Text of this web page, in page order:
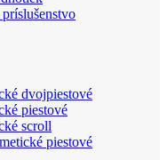
dvojpiestové
piestové
scroll
piestové